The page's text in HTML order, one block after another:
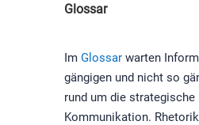
Glossar
Im Glossarwarten
gängigen und nicht so
rund um die strategische
Kommunikation.